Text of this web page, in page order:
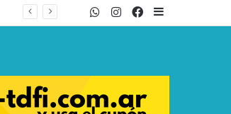
Facebook
Twitter
Instagram
WhatsApp